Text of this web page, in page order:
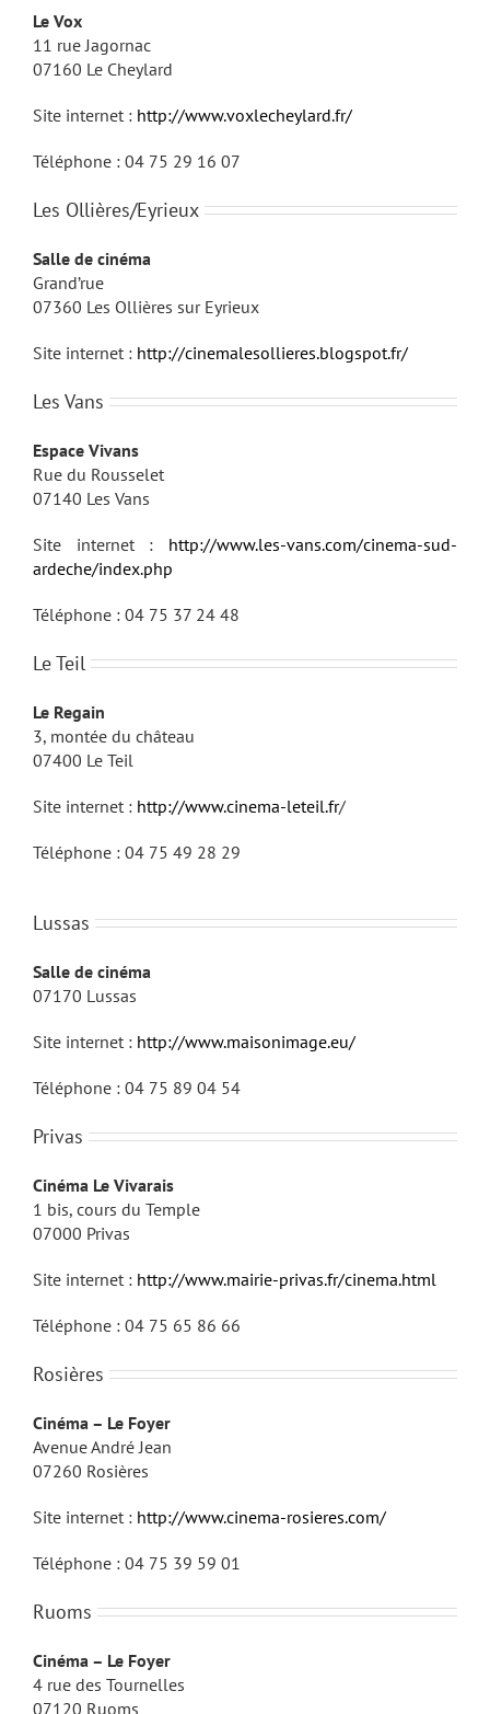
Le Vox
11 rue Jagornac
07160 Le Cheylard
Site internet : http://www.voxlecheylard.fr/
Téléphone : 04 75 29 16 07
Les Ollières/Eyrieux
Salle de cinéma
Grand’rue
07360 Les Ollières sur Eyrieux
Site internet : http://cinemalesollieres.blogspot.fr/
Les Vans
Espace Vivans
Rue du Rousselet
07140 Les Vans
Site internet : http://www.les-vans.com/cinema-sud-
ardeche/index.php
Téléphone : 04 75 37 24 48
Le Teil
Le Regain
3, montée du château
07400 Le Teil
Site internet : http://www.cinema-leteil.fr/
Téléphone : 04 75 49 28 29
Lussas
Salle de cinéma
07170 Lussas
Site internet : http://www.maisonimage.eu/
Téléphone : 04 75 89 04 54
Privas
Cinéma Le Vivarais
1 bis, cours du Temple
07000 Privas
Site internet : http://www.mairie-privas.fr/cinema.html
Téléphone : 04 75 65 86 66
Rosières
Cinéma – Le Foyer
Avenue André Jean
07260 Rosières
Site internet : http://www.cinema-rosieres.com/
Téléphone : 04 75 39 59 01
Ruoms
Cinéma – Le Foyer
4 rue des Tournelles
07120 Ruoms